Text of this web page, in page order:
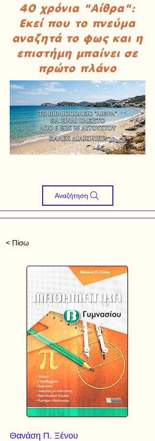
40 χρόνια "Αίθρα":
Εκεί που το πνεύμα
αναζητά το φως και η
επιστήμη μπαίνει σε
πρώτο πλάνο
Αναζήτηση
< Πίσω
Θανάση Π. Ξένου